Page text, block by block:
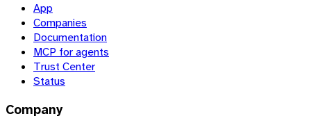
App
Companies
Documentation
MCP for agents
Trust Center
Status
Company